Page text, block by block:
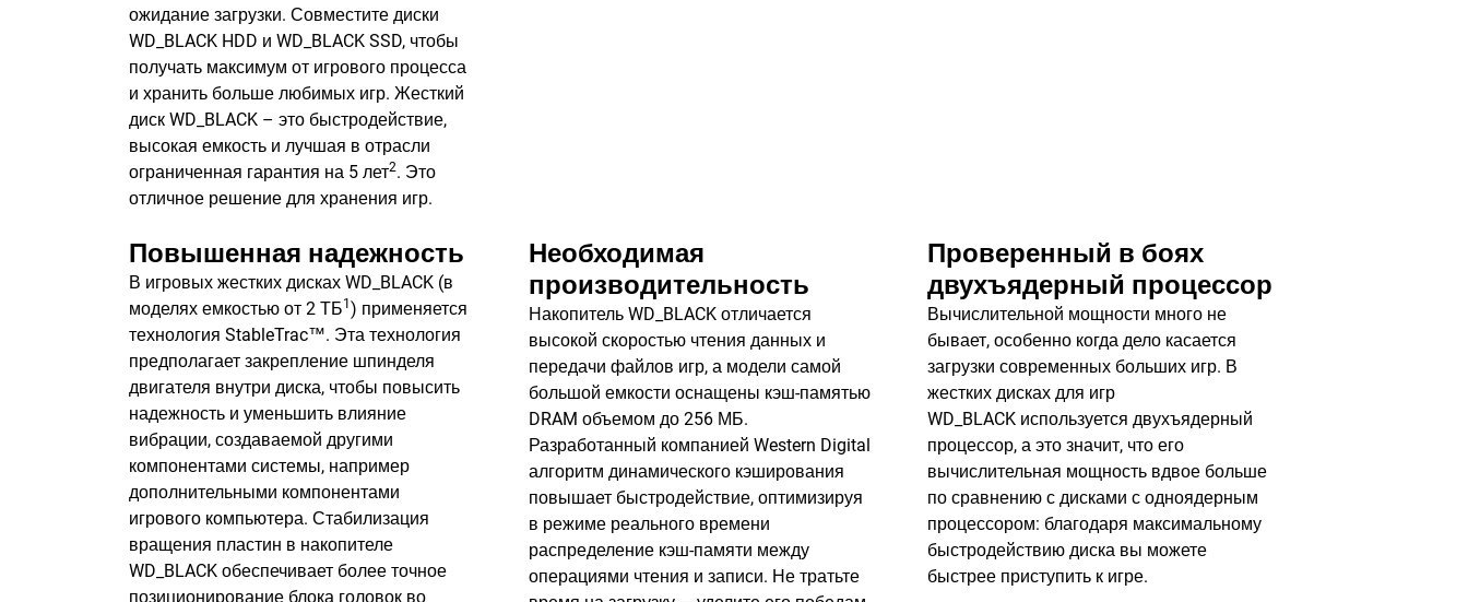
ожидание загрузки. Совместите диски
WD_BLACK HDD и WD_BLACK SSD, чтобы
получать максимум от игрового процесса
и хранить больше любимых игр. Жесткий
диск WD_BLACK – это быстродействие,
высокая емкость и лучшая в отрасли
ограниченная гарантия на 5 лет2. Это
отличное решение для хранения игр.
Повышенная надежность
В игровых жестких дисках WD_BLACK (в
моделях емкостью от 2 ТБ1 ) применяется
технология StableTrac™. Эта технология
предполагает закрепление шпинделя
двигателя внутри диска, чтобы повысить
надежность и уменьшить влияние
вибрации, создаваемой другими
компонентами системы, например
дополнительными компонентами
игрового компьютера. Стабилизация
вращения пластин в накопителе
WD_BLACK обеспечивает более точное
позиционирование блока головок во
Необходимая
производительность
Накопитель WD_BLACK отличается
высокой скоростью чтения данных и
передачи файлов игр, а модели самой
большой емкости оснащены кэш-памятью
DRAM объемом до 256 МБ.
Разработанный компанией Western Digital
алгоритм динамического кэширования
повышает быстродействие, оптимизируя
в режиме реального времени
распределение кэш-памяти между
операциями чтения и записи. Не тратьте
Проверенный в боях
двухъядерный процессор
Вычислительной мощности много не
бывает, особенно когда дело касается
загрузки современных больших игр. В
жестких дисках для игр
WD_BLACK используется двухъядерный
процессор, а это значит, что его
вычислительная мощность вдвое больше
по сравнению с дисками с одноядерным
процессором: благодаря максимальному
быстродействию диска вы можете
быстрее приступить к игре.